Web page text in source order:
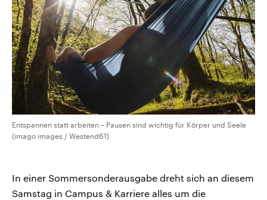
Entspannen statt arbeiten – Pausen sind wichtig für Körper und Seele
(imago images / Westend61)
In einer Sommersonderausgabe dreht sich an diesem
Samstag in Campus & Karriere alles um die